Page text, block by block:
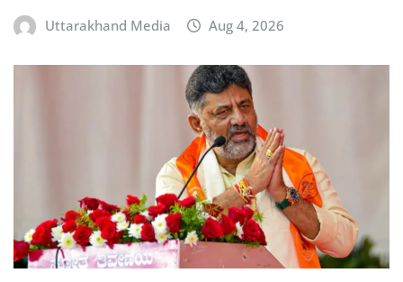
Uttarakhand Media Aug 4, 2026